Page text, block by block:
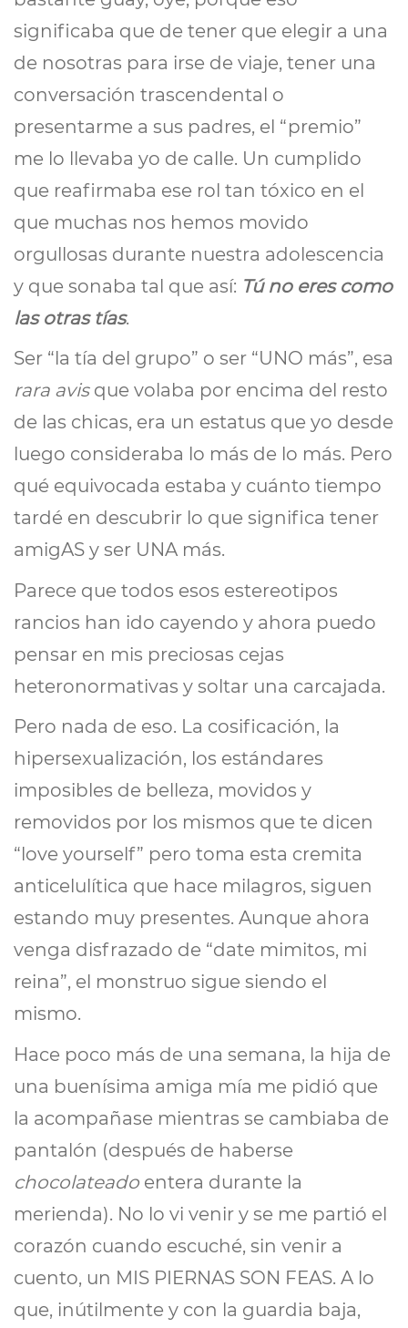
significaba que de tener que elegir a una
de nosotras para irse de viaje, tener una
conversación trascendental o
presentarme a sus padres, el “premio”
me lo llevaba yo de calle. Un cumplido
que reafirmaba ese rol tan tóxico en el
que muchas nos hemos movido
orgullosas durante nuestra adolescencia
y que sonaba tal que así: Tú no eres como
las otras tías.
Ser “la tía del grupo” o ser “UNO más”, esa
rara avisque volaba por encima del resto
de las chicas, era un estatus que yo desde
luego consideraba lo más de lo más. Pero
qué equivocada estaba y cuánto tiempo
tardé en descubrir lo que significa tener
amigAS y ser UNA más.
Parece que todos esos estereotipos
rancios han ido cayendo y ahora puedo
pensar en mis preciosas cejas
heteronormativas y soltar una carcajada.
Pero nada de eso. La cosificación, la
hipersexualización, los estándares
imposibles de belleza, movidos y
removidos por los mismos que te dicen
“love yourself” pero toma esta cremita
anticelulítica que hace milagros, siguen
estando muy presentes. Aunque ahora
venga disfrazado de “date mimitos, mi
reina”, el monstruo sigue siendo el
mismo.
Hace poco más de una semana, la hija de
una buenísima amiga mía me pidió que
la acompañase mientras se cambiaba de
pantalón (después de haberse
chocolateado entera durante la
merienda). No lo vi venir y se me partió el
corazón cuando escuché, sin venir a
cuento, un MIS PIERNAS SON FEAS. A lo
que, inútilmente y con la guardia baja,